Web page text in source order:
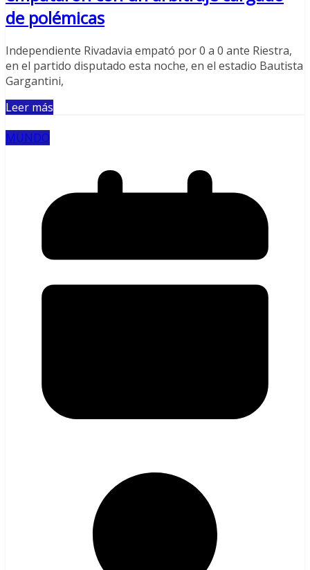
de polémicas
Independiente Rivadavia empató por 0 a 0 ante Riestra,
en el partido disputado esta noche, en el estadio Bautista
Gargantini,
Leer más
MUNDO